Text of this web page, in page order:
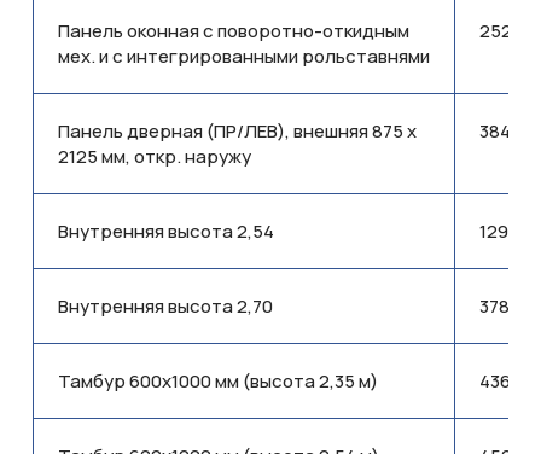
Панель оконная с поворотно-откидным
мех. и с интегрированными рольставнями
Панель дверная (ПР/ЛЕВ), внешняя 875 x
2125 мм, откр. наружу
Внутренняя высота 2,54
Внутренняя высота 2,70
Тамбур 600x1000 мм (высота 2,35 м)